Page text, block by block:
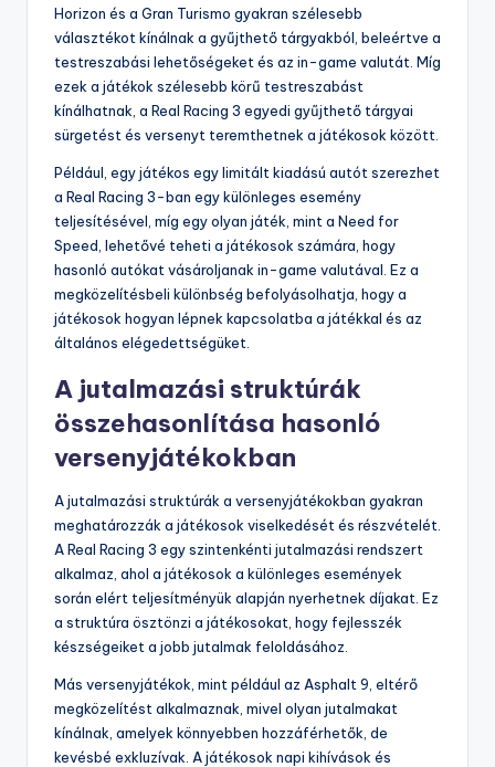
Horizon és a Gran Turismo gyakran szélesebb
választékot kínálnak a gyűjthető tárgyakból, beleértve a
testreszabási lehetőségeket és az in-game valutát. Míg
ezek a játékok szélesebb körű testreszabást
kínálhatnak, a Real Racing 3 egyedi gyűjthető tárgyai
sürgetést és versenyt teremthetnek a játékosok között.
Például, egy játékos egy limitált kiadású autót szerezhet
a Real Racing 3-ban egy különleges esemény
teljesítésével, míg egy olyan játék, mint a Need for
Speed, lehetővé teheti a játékosok számára, hogy
hasonló autókat vásároljanak in-game valutával. Ez a
megközelítésbeli különbség befolyásolhatja, hogy a
játékosok hogyan lépnek kapcsolatba a játékkal és az
általános elégedettségüket.
A jutalmazási struktúrák
összehasonlítása hasonló
versenyjátékokban
A jutalmazási struktúrák a versenyjátékokban gyakran
meghatározzák a játékosok viselkedését és részvételét.
A Real Racing 3 egy szintenkénti jutalmazási rendszert
alkalmaz, ahol a játékosok a különleges események
során elért teljesítményük alapján nyerhetnek díjakat. Ez
a struktúra ösztönzi a játékosokat, hogy fejlesszék
készségeiket a jobb jutalmak feloldásához.
Más versenyjátékok, mint például az Asphalt 9, eltérő
megközelítést alkalmaznak, mivel olyan jutalmakat
kínálnak, amelyek könnyebben hozzáférhetők, de
kevésbé exkluzívak. A játékosok napi kihívások és